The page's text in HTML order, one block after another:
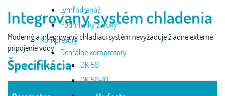
Lymfodrenáž
Podmienky záruky
Kompresory
Dentálne kompresory
DK 50
DK 50-10
Integrovaný systém chladenia
Moderný a integrovaný chladiaci systém nevyžaduje žiadne externé
pripojenie vody.
Špecifikácia